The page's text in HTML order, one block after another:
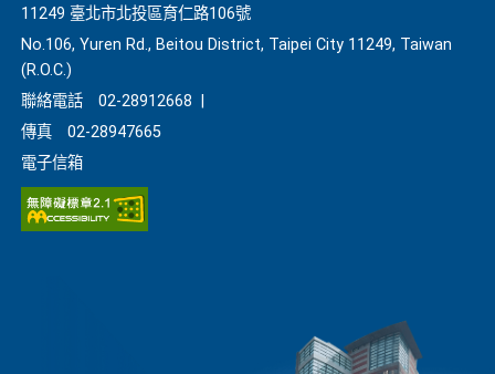
11249 臺北市北投區育仁路106號
No.106, Yuren Rd., Beitou District, Taipei City 11249, Taiwan
(R.O.C.)
聯絡電話
02-28912668
傳真
02-28947665
電子信箱